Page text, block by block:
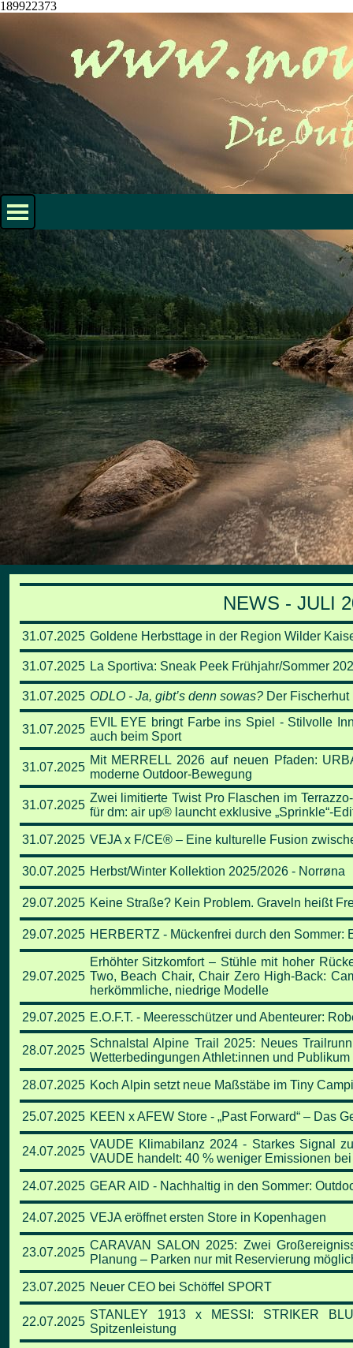
189922373
Direkt zum Seiteninhalt
NEWS - JULI
31.07.2025 Goldene Herbsttage in der Region Wilder
31.07.2025 La Sportiva: Sneak Peek Frühjahr/Sommer
31.07.2025 ODLO - Ja, gibt’s denn sowas? Der Fischerhut
31.07.2025
EVIL EYE bringt Farbe ins Spiel - Stilvolle
auch beim Sport
31.07.2025
Mit MERRELL 2026 auf neuen Pfaden:
moderne Outdoor-Bewegung
31.07.2025
Zwei limitierte Twist Pro Flaschen im
für dm: air up® launcht exklusive „Sprinkle“-
31.07.2025 VEJA x F/CE® – Eine kulturelle Fusion
30.07.2025 Herbst/Winter Kollektion 2025/2026 - Norrøna
29.07.2025 Keine Straße? Kein Problem. Graveln heißt
29.07.2025 HERBERTZ - Mückenfrei durch den Sommer:
29.07.2025
Erhöhter Sitzkomfort – Stühle mit hoher
Two, Beach Chair, Chair Zero High-Back:
herkömmliche, niedrige Modelle
29.07.2025 E.O.F.T. - Meeresschützer und Abenteurer:
28.07.2025
Schnalstal Alpine Trail 2025: Neues
Wetterbedingungen Athlet:innen und Publikum
28.07.2025 Koch Alpin setzt neue Maßstäbe im Tiny
25.07.2025 KEEN x AFEW Store - „Past Forward“ – Das
24.07.2025
VAUDE Klimabilanz 2024 - Starkes Signal
VAUDE handelt: 40 % weniger Emissionen
24.07.2025 GEAR AID - Nachhaltig in den Sommer:
24.07.2025 VEJA eröffnet ersten Store in Kopenhagen
23.07.2025
CARAVAN SALON 2025: Zwei
Planung – Parken nur mit Reservierung
23.07.2025 Neuer CEO bei Schöffel SPORT
22.07.2025
STANLEY 1913 x MESSI: STRIKER
Spitzenleistung